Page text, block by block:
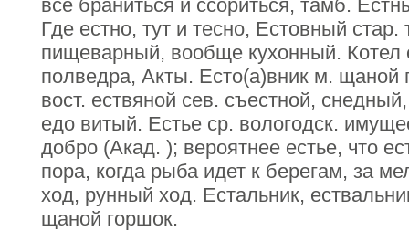
все браниться и ссориться, тамб.
Где естно, тут и тесно, Естовный
пищеварный, вообще кухонный.
полведра, Акты. Есто(а)вник м. щаной
вост. ествяной сев. съестной,
едо витый. Естье ср. вологодск.
добро (Акад. ); вероятнее естье, что
пора, когда рыба идет к берегам, за
ход, рунный ход. Естальник,
щаной горшок.